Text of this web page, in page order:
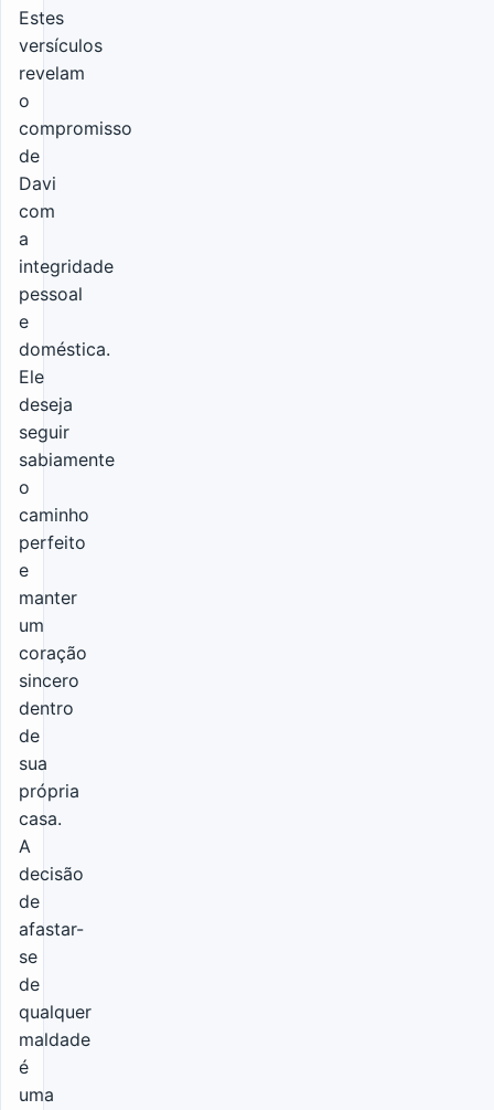
Estes
versículos
revelam
o
compromisso
de
Davi
com
a
integridade
pessoal
e
doméstica.
Ele
deseja
seguir
sabiamente
o
caminho
perfeito
e
manter
um
coração
sincero
dentro
de
sua
própria
casa.
A
decisão
de
afastar-
se
de
qualquer
maldade
é
uma